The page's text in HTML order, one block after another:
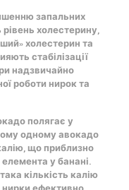
запальних
холестерину,
холестерин та
стабілізації
надзвичайно
роботи нирок та
полягає у
одному авокадо
що приблизно
у банані.
кількість калію